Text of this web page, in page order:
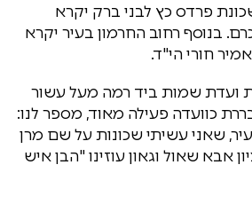
פרדס כץ לבני ברק יקרא
בנוסף רחוב החרמון בעיר יקרא
חורי הי"ד.
ועדת שמות ביד רמה מעל עשור
כוועדה פעילה מאוד, מספר לנו:
שאני עשיתי שכונות על שם מרן
אבא שאול וגאון עוזינו "הבן איש